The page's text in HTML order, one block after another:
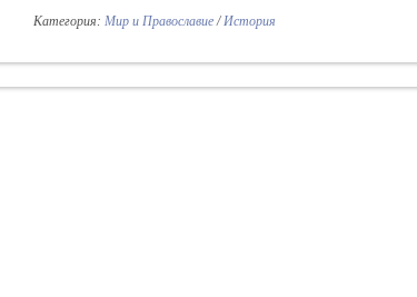
Категория: Мир и Православие/История